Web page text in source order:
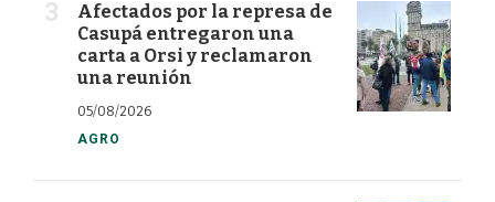
Afectados por la represa de
Casupá entregaron una
carta a Orsi y reclamaron
una reunión
05/08/2026
AGRO